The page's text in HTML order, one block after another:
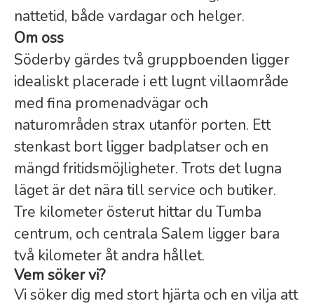
nattetid, både vardagar och helger.
Om oss
Söderby gärdes två gruppboenden ligger
idealiskt placerade i ett lugnt villaområde
med fina promenadvägar och
naturområden strax utanför porten. Ett
stenkast bort ligger badplatser och en
mängd fritidsmöjligheter. Trots det lugna
läget är det nära till service och butiker.
Tre kilometer österut hittar du Tumba
centrum, och centrala Salem ligger bara
två kilometer åt andra hållet.
Vem söker vi?
Vi söker dig med stort hjärta och en vilja att